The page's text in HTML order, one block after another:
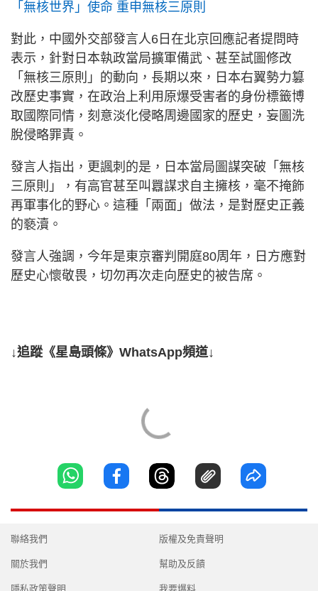
「無核世界」使命 重申無核三原則
對此，中國外交部發言人6日在北京回應記者提問時
表示，針對日本執政當局擴軍備武、甚至試圖修改
「無核三原則」的動向，長期以來，日本右翼勢力篡
改歷史事實，在政治上利用原爆受害者的身份標籤博
取國際同情，刻意淡化侵略周邊國家的歷史，妄圖洗
脫侵略罪責。
發言人指出，更諷刺的是，日本當局圖謀突破「無核
三原則」，有高官甚至叫囂謀求自主擁核，毫不掩飾
再軍事化的野心。這種「兩面」做法，是對歷史正義
的褻瀆。
發言人強調，今年是東京審判開庭80周年，日方應對
歷史心懷敬畏，切勿再次走向歷史的被告席。
↓追蹤《星島頭條》WhatsApp頻道↓
聯絡我們
關於我們
隱私政策聲明
版權及免責聲明
幫助及反饋
我要爆料